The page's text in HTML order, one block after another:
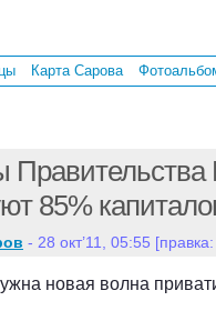
Карта Сарова
Правительства
85%
- 28 окт’11, 05:55
новая волна